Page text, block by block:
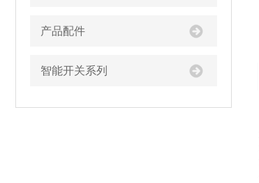
产品配件
智能开关系列